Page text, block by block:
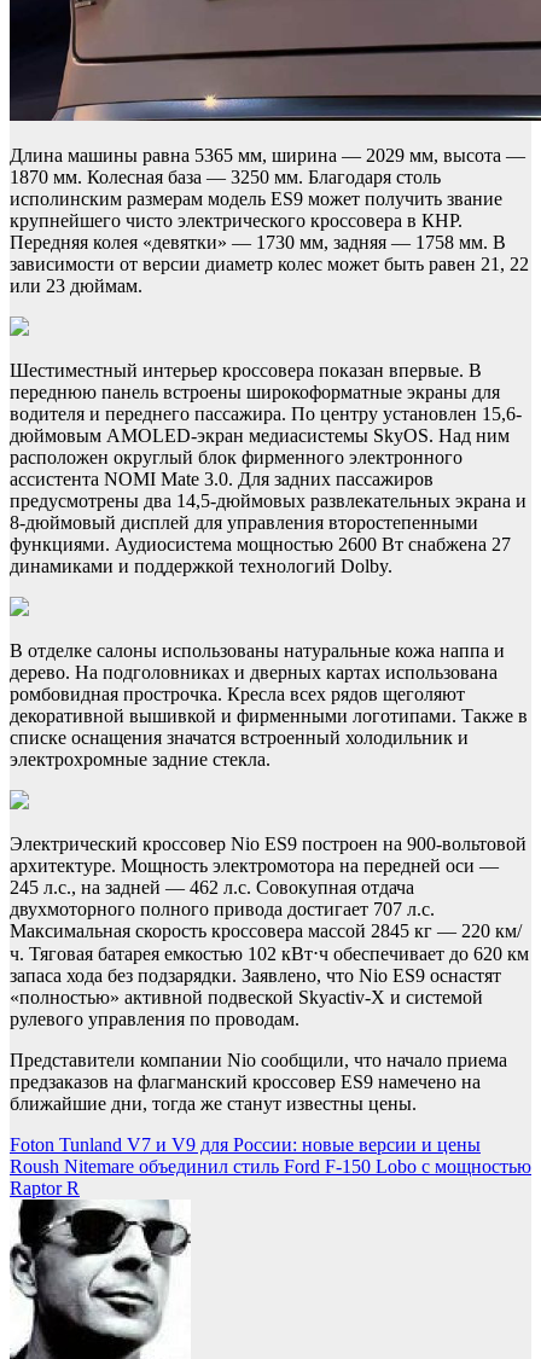
Длина машины равна 5365 мм, ширина — 2029 мм, высота —
1870 мм. Колесная база — 3250 мм. Благодаря столь
исполинским размерам модель ES9 может получить звание
крупнейшего чисто электрического кроссовера в КНР.
Передняя колея «девятки» — 1730 мм, задняя — 1758 мм. В
зависимости от версии диаметр колес может быть равен 21, 22
или 23 дюймам.
Шестиместный интерьер кроссовера показан впервые. В
переднюю панель встроены широкоформатные экраны для
водителя и переднего пассажира. По центру установлен 15,6-
дюймовым AMOLED-экран медиасистемы SkyOS. Над ним
расположен округлый блок фирменного электронного
ассистента NOMI Mate 3.0. Для задних пассажиров
предусмотрены два 14,5-дюймовых развлекательных экрана и
8-дюймовый дисплей для управления второстепенными
функциями. Аудиосистема мощностью 2600 Вт снабжена 27
динамиками и поддержкой технологий Dolby.
В отделке салоны использованы натуральные кожа наппа и
дерево. На подголовниках и дверных картах использована
ромбовидная прострочка. Кресла всех рядов щеголяют
декоративной вышивкой и фирменными логотипами. Также в
списке оснащения значатся встроенный холодильник и
электрохромные задние стекла.
Электрический кроссовер Nio ES9 построен на 900-вольтовой
архитектуре. Мощность электромотора на передней оси —
245 л.с., на задней — 462 л.с. Совокупная отдача
двухмоторного полного привода достигает 707 л.с.
Максимальная скорость кроссовера массой 2845 кг — 220 км/
ч. Тяговая батарея емкостью 102 кВт⋅ч обеспечивает до 620 км
запаса хода без подзарядки. Заявлено, что Nio ES9 оснастят
«полностью» активной подвеской Skyactiv-X и системой
рулевого управления по проводам.
Представители компании Nio сообщили, что начало приема
предзаказов на флагманский кроссовер ES9 намечено на
ближайшие дни, тогда же станут известны цены.
Навигация
по
записям
Foton Tunland V7 и V9 для России: новые версии и цены
Roush Nitemare объединил стиль Ford F-150 Lobo с мощностью
Raptor R